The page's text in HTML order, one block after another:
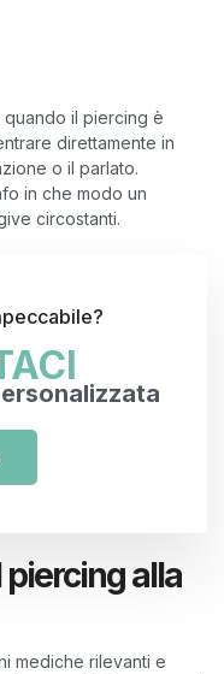
quando il piercing è
direttamente in
o il parlato.
in che modo un
circostanti.
piercing alla
mediche rilevanti e